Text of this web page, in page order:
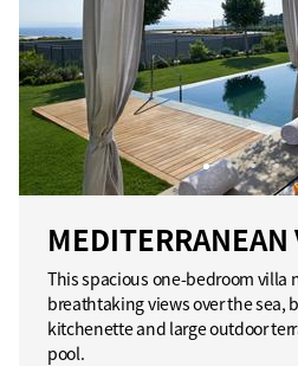
This spacious one-bedroom villa
breathtaking views over the sea,
kitchenette and large outdoor
pool.